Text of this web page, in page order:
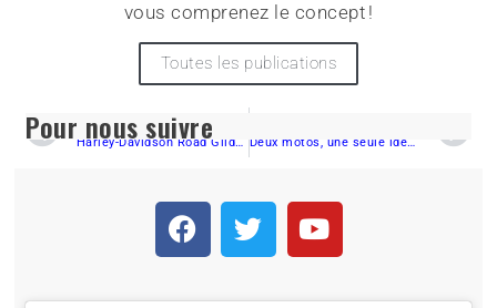
vous comprenez le concept !
Toutes les publications
PRÉCÉDENT
Harley-Davidson Road Glide 2025: essai d’une moto touring puissante et confortable Deux motos, une seule identité : entre la fougue de la GASGAS EX300 et la résilience de la Honda CRF250RX
Pour nous suivre